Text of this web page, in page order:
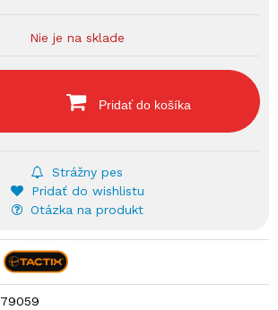
Nie je na sklade
Pridať do košíka
Strážny pes
Pridať do wishlistu
Otázka na produkt
79059